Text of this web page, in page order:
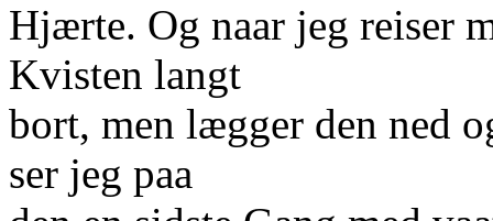
Hjærte. Og naar jeg reiser
Kvisten langt
bort, men lægger den ned
ser jeg paa